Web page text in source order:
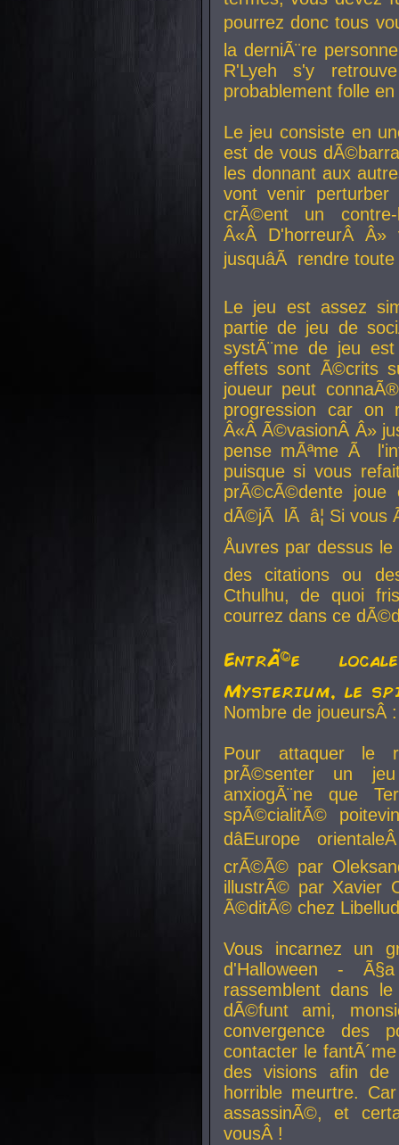
pourrez donc tous
la derniÃ¨re
R'Lyeh s'y
probablement folle
Le jeu consiste en
est de vous
les donnant aux
vont venir perturber
crÃ©ent un
Â«Â D'horreurÂ
jusquâÃ rendre
Le jeu est assez
partie de jeu de
systÃ¨me de jeu
effets sont Ã©crits
joueur peut
progression car
Â«Â Ã©vasionÂ Â»
pense mÃªme Ã
puisque si vous
prÃ©cÃ©dente
dÃ©jÃ lÃ â¦ Si vous
Åuvres par dessus
des citations ou
Cthulhu, de quoi
courrez dans ce
EntrÃ©e
Mysterium, le
Nombre de
Pour attaquer le
prÃ©senter un
anxiogÃ¨ne que
spÃ©cialitÃ©
dâEurope
crÃ©Ã© par
illustrÃ© par Xavier
Ã©ditÃ© chez
Vous incarnez un
d'Halloween -
rassemblent dans
dÃ©funt ami,
convergence des
contacter le
des visions afin
horrible meurtre.
assassinÃ©, et
vousÂ !